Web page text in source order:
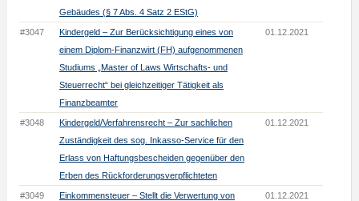
Gebäudes (§ 7 Abs. 4 Satz 2 EStG)
#3047
Kindergeld – Zur Berücksichtigung eines von
einem Diplom-Finanzwirt (FH) aufgenommenen
Studiums „Master of Laws Wirtschafts- und
Steuerrecht“ bei gleichzeitiger Tätigkeit als
Finanzbeamter
01.12.2021
#3048
Kindergeld/Verfahrensrecht – Zur sachlichen
Zuständigkeit des sog. Inkasso-Service für den
Erlass von Haftungsbescheiden gegenüber den
Erben des Rückforderungsverpflichteten
01.12.2021
#3049
Einkommensteuer – Stellt die Verwertung von
01.12.2021